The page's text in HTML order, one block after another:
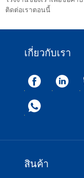
ติดต่อเราตอนนี้
เกี่ยวกับเรา
สินค้า